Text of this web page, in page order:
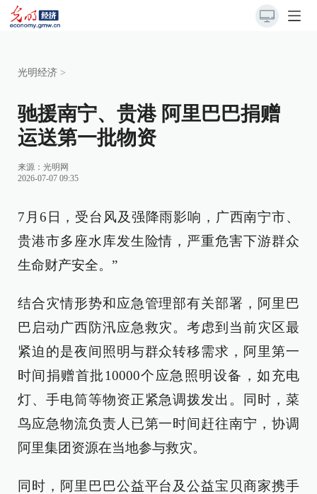
光明经济 >
驰援南宁、贵港 阿里巴巴捐赠
运送第一批物资
来源： 光明网
2026-07-07 09:35
7月6日，受台风及强降雨影响，广西南宁市、
贵港市多座水库发生险情，严重危害下游群众
生命财产安全。”
结合灾情形势和应急管理部有关部署，阿里巴
巴启动广西防汛应急救灾。考虑到当前灾区最
紧迫的是夜间照明与群众转移需求，阿里第一
时间捐赠首批10000个应急照明设备，如充电
灯、手电筒等物资正紧急调拨发出。同时，菜
鸟应急物流负责人已第一时间赶往南宁，协调
阿里集团资源在当地参与救灾。
同时，阿里巴巴公益平台及公益宝贝商家携手